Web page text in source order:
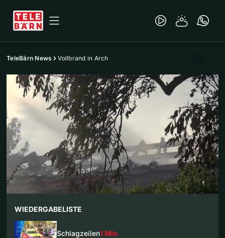
TeleBärn News Vollbrand in Arch
WIEDERGABELISTE
Schlagzeilen1 Min